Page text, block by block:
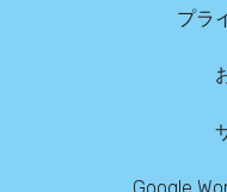
プラ